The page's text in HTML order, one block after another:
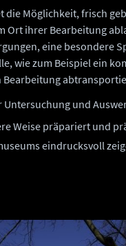
die Möglichkeit, frisch
Ort ihrer Bearbeitung
eine besondere
wie zum Beispiel ein
Bearbeitung
Untersuchung und
Weise präpariert und
eindrucksvoll